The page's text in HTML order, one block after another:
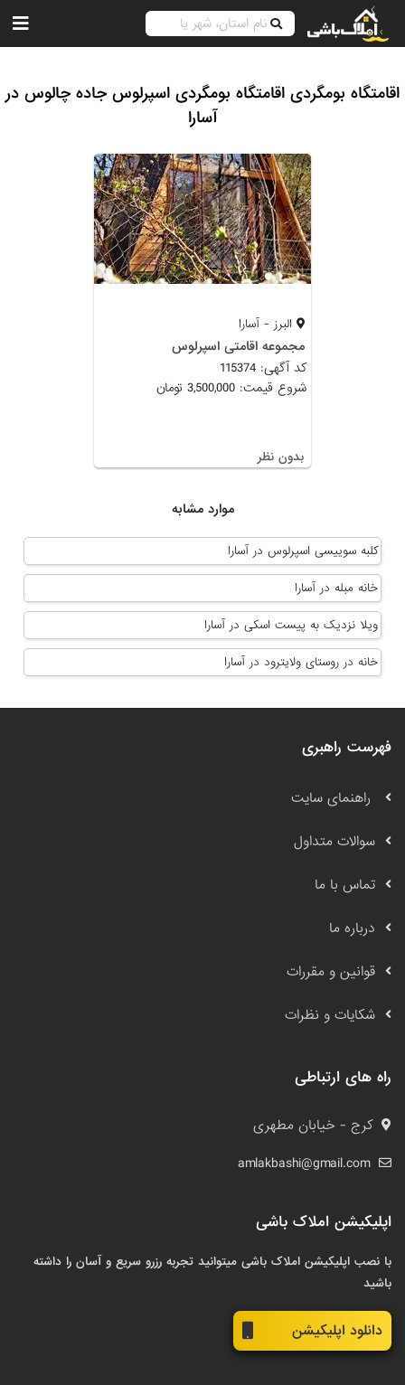
اقامتگاه بومگردی اقامتگاه بومگردی اسپرلوس جاده چالوس در
آسارا
البرز - آسارا
مجموعه اقامتی اسپرلوس
کد آگهی: 115374
شروع قیمت: 3,500,000 تومان
بدون نظر
موارد مشابه
کلبه سوییسی اسپرلوس در آسارا
خانه مبله در آسارا
ویلا نزدیک به پیست اسکی در آسارا
خانه در روستای ولایترود در آسارا
فهرست راهبری
راهنمای سایت
سوالات متداول
تماس با ما
درباره ما
قوانین و مقررات
شکایات و نظرات
راه های ارتباطی
کرج - خیابان مطهری
amlakbashi@gmail.com
اپلیکیشن املاک باشی
با نصب اپلیکیشن املاک باشی میتوانید تجربه رزرو سریع و آسان را داشته
باشید
دانلود اپلیکیشن